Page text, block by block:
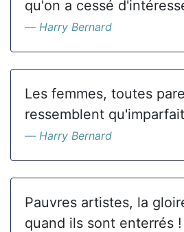
qu'on a cessé
Harry Bernard
Les femmes, toutes
ressemblent
Harry Bernard
Pauvres artistes, la
quand ils sont enterrés !